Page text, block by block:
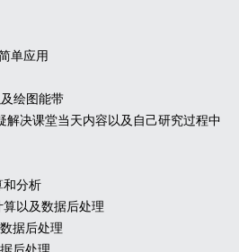
单应用
绘图能带
决课堂当天内容以及自己研究过程中
分析
以及数据后处理
据后处理
后处理